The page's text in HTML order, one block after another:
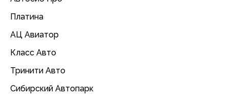
Платина
АЦ Авиатор
Класс Авто
Тринити Авто
Сибирский Автопарк